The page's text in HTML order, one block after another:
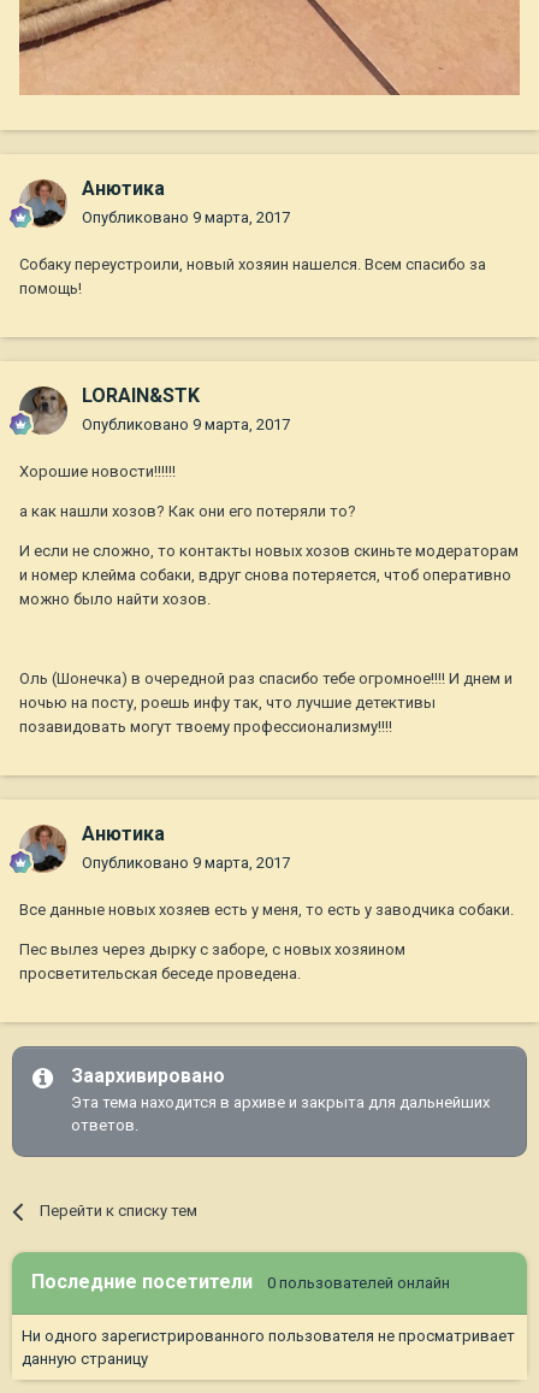
Анютика
Опубликовано 9 марта, 2017
Собаку переустроили, новый хозяин нашелся. Всем спасибо за
помощь!
LORAIN&STK
Опубликовано 9 марта, 2017
Хорошие новости!!!!!!
а как нашли хозов? Как они его потеряли то?
И если не сложно, то контакты новых хозов скиньте модераторам
и номер клейма собаки, вдруг снова потеряется, чтоб оперативно
можно было найти хозов.
Оль (Шонечка) в очередной раз спасибо тебе огромное!!!! И днем и
ночью на посту, роешь инфу так, что лучшие детективы
позавидовать могут твоему профессионализму!!!!
Анютика
Опубликовано 9 марта, 2017
Все данные новых хозяев есть у меня, то есть у заводчика собаки.
Пес вылез через дырку с заборе, с новых хозяином
просветительская беседе проведена.
Заархивировано
Эта тема находится в архиве и закрыта для дальнейших
ответов.
Перейти к списку тем
Последние посетители 0 пользователей онлайн
Ни одного зарегистрированного пользователя не просматривает
данную страницу